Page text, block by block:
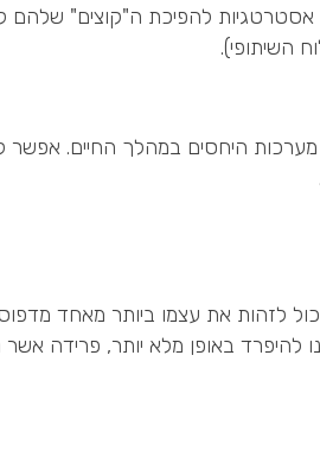
להפיכת ה"קוצים" שלהם
השיתופי).
היחסים במהלך החיים. אפשר
את עצמו ביותר מאחד מדפוסי
להיפרד באופן מלא יותר, פרידה